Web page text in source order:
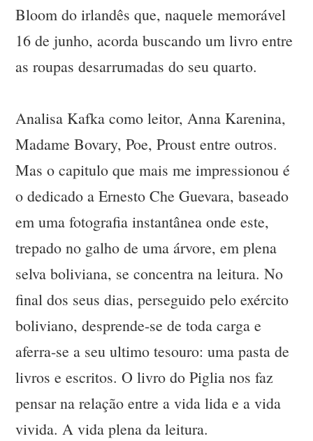
Bloom do irlandês que, naquele memorável
16 de junho, acorda buscando um livro entre
as roupas desarrumadas do seu quarto.
Analisa Kafka como leitor, Anna Karenina,
Madame Bovary, Poe, Proust entre outros.
Mas o capitulo que mais me impressionou é
o dedicado a Ernesto Che Guevara, baseado
em uma fotografia instantânea onde este,
trepado no galho de uma árvore, em plena
selva boliviana, se concentra na leitura. No
final dos seus dias, perseguido pelo exército
boliviano, desprende-se de toda carga e
aferra-se a seu ultimo tesouro: uma pasta de
livros e escritos. O livro do Piglia nos faz
pensar na relação entre a vida lida e a vida
vivida. A vida plena da leitura.